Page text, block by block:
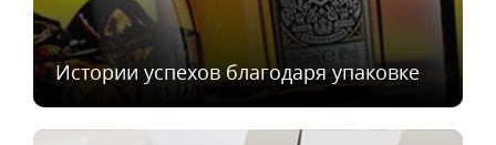
Истории успехов благодаря упаковке